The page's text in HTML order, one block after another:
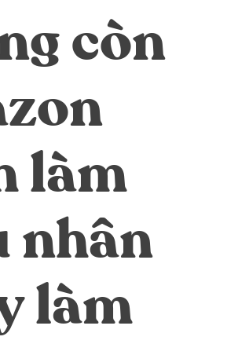
còn
làm
nhân
làm